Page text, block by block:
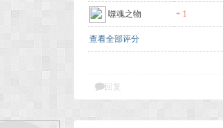
噬魂之物 + 1
查看全部评分
回复